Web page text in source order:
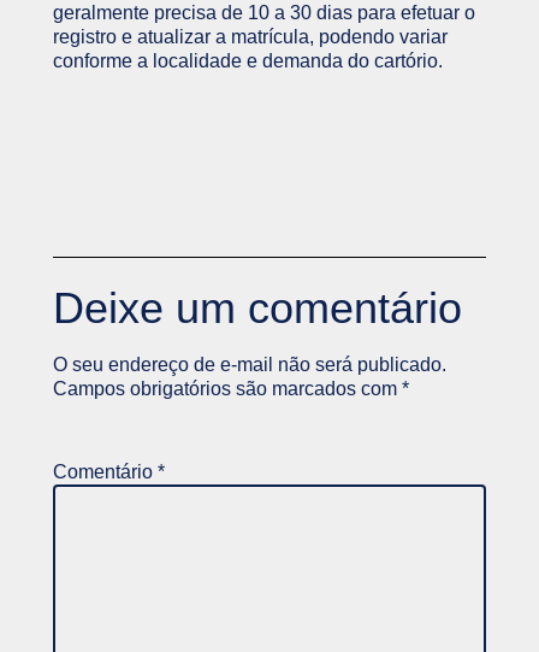
geralmente precisa de 10 a 30 dias para efetuar o
registro e atualizar a matrícula, podendo variar
conforme a localidade e demanda do cartório.
Deixe um comentário
O seu endereço de e-mail não será publicado.
Campos obrigatórios são marcados com *
Comentário *